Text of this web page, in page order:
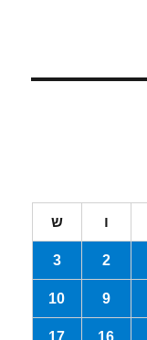
ו ש
2
3
9
10
16
17